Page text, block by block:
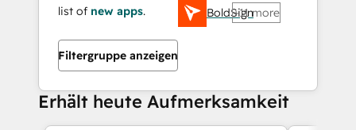
list of new apps.
Filtergruppe anzeigen
BoldSign+11 more
Erhält heute Aufmerksamkeit